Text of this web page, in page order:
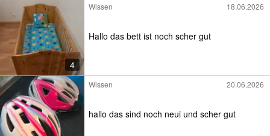
4
Wissen 18.06.2026
Hallo das bett ist noch scher gut
Wissen 20.06.2026
hallo das sind noch neui und scher gut